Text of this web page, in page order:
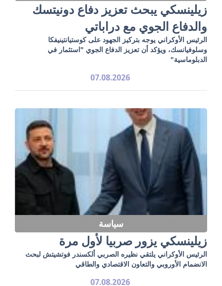
زيلينسكي يبحث تعزيز دفاع دونيتسك
والدفاع الجوي مع دراباتي
الرئيس الأوكراني يوجه بتركيز الجهود على كوستيانتينيفكا
وسلوفيانسك، ويؤكد أن تعزيز الدفاع الجوي "استثمار في
الدبلوماسية"
07.08.2026
سياسة
زيلينسكي يزور صربيا لأول مرة
الرئيس الأوكراني يلتقي نظيره الصربي ألكسندر فوتشيتش لبحث
الانضمام الأوروبي والتعاون الاقتصادي والطاقي
07.08.2026